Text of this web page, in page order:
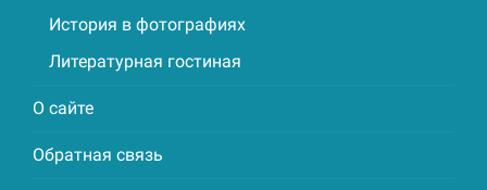
История в фотографиях
Литературная гостиная
О сайте
Обратная связь